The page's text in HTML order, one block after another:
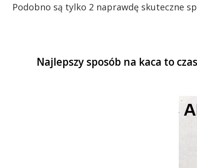
Podobno są tylko 2 naprawdę skuteczne
Najlepszy sposób na kaca to